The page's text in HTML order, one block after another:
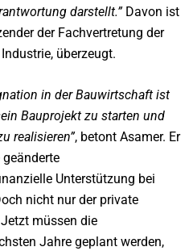
darstellt.”Davon ist
der Fachvertretung der
überzeugt.
in der Bauwirtschaft ist
Bauprojekt zu starten und
realisieren”, betont Asamer. Er
Unterstützung bei
nicht nur der private
müssen die
Jahre geplant werden,